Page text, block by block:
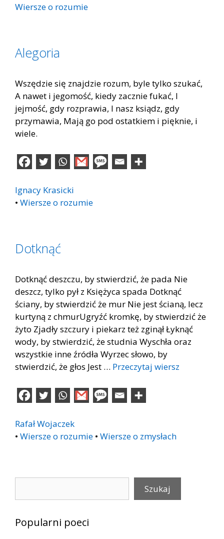
Wiersze o rozumie
Alegoria
Wszędzie się znajdzie rozum, byle tylko szukać,
A nawet i jegomość, kiedy zacznie fukać, I
jejmość, gdy rozprawia, I nasz ksiądz, gdy
przymawia, Mają go pod ostatkiem i pięknie, i
wiele.
Ignacy Krasicki
• Wiersze o rozumie
Dotknąć
Dotknąć deszczu, by stwierdzić, że pada Nie
deszcz, tylko pył z Księżyca spada Dotknąć
ściany, by stwierdzić że mur Nie jest ścianą, lecz
kurtyną z chmurUgryźć kromkę, by stwierdzić że
żyto Zjadły szczury i piekarz też zginął Łyknąć
wody, by stwierdzić, że studnia Wyschła oraz
wszystkie inne źródła Wyrzec słowo, by
stwierdzić, że głos Jest … Przeczytaj wiersz
Rafał Wojaczek
• Wiersze o rozumie • Wiersze o zmysłach
Szukaj
Popularni poeci